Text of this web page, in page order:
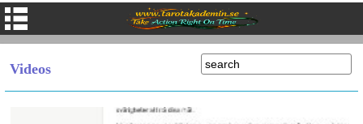
Videos